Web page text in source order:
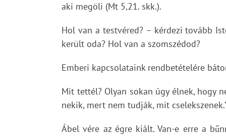
aki megöli (Mt 5,21. skk.).
Hol van a testvéred? – kérdezi tovább
került oda? Hol van a szomszédod?
Emberi kapcsolataink rendbetételére
Mit tettél? Olyan sokan úgy élnek, hogy
nekik, mert nem tudják, mit
Ábel vére az égre kiált. Van-e erre a